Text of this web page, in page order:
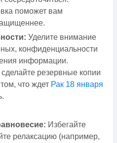
поможет вам
Уделите внимание
конфиденциальности
информации.
резервные копии
что ждет Рак 18 января
Избегайте
релаксацию (например,